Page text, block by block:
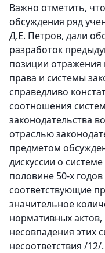
Важно отметить,
обсуждения ряд
Д.Е. Петров, дали
разработок
позиции
права и системы
справедливо
соотношения
законодательства
отраслью
предметом
дискуссии о
половине 50-х
соответствующие
значительное
нормативных
несовпадения этих
несоответствия /12/.